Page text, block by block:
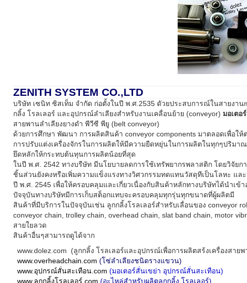
ZENITH SYSTEM CO.,LTD
บริษัท เซนิท ซิสเท็ม จำกัด ก่อตั้งในปี พ.ศ.2535 ดัวยประสบการณ์ในสายงา
กลิ้ง โรลเลอร์ และอุปกรณ์ลำเลียงสำหรับงานเคลื่อนย้าย (conveyor) มอเตอ
สายพานลำเลียงยางดำ พีวีซี พียู (belt conveyor)
ด้วยการศึกษา พัฒนา การผลิตสินค้า conveyor components มาตลอดเพื่อ
การปรับแต่งเครื่องจักรในการผลิตให้มีความยืดหยุ่นในการผลิตในทุกๆปริม
ยึดหลักให้กระทบต้นทุนการผลิตน้อยที่สุด
ในปี พ.ศ. 2542 ทางบรืษัท มีนโยบายลดการใช้เทรัพยากรพลาสติก โดยวิจัย
ชิ้นส่วนยังคงหรือเพิ่มความแข็งแรงทางวิศวกรรมทดแทนวัสดุทีเป็นโลหะ แ
ปี พ.ศ. 2545 เพื่อให้ครอบคลุมและเกี่ยวเนื่องกับสินค้าหลักทางบริษัทได้นำเข้
ปัจจุบันทางบริษัทมีการเก็บสต็อกแทบจะครอบคลุมทุกรุ่นทุกขนาดที่ผู้ผลิตมี
สินค้าที่มีบริการในปัจจุบันเช่น ลูกกลิ้งโรลเลอร์สำหรับเลื่อนของ conveyor
conveyor chain, trolley chain, overhead chain, slat band chain, motor
สายใยลวด
สินค้าอื่นๆสามารถดูได้จาก
www.dolez.com (ลูกกลิ้ง โรลเลอร์และอุปกรณ์เพื่อการผลิตสร้งเครื่องสายพ
www.overheadchain.com (โซ่ลำเลียงชนิดรางแขวน)
www.อุปกรณ์สั่นสะเทือน.com (มอเตอร์สั่นเขย่า อุปกรณ์สั่นสะเทือน)
www.ลุกกลิ้งโรลเลอร์.com (อะไหล่สำหรับผลิตลูกกลิ้ง โรลเลอร์)